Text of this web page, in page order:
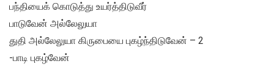
பந்தியைக் கொடுத்து உயர்த்திடுவீர்
பாடுவேன் அல்லேலுயா
துதி அல்லேலுயா கிருபையை புகழ்ந்திடுவேன் – 2
-பாடி புகழ்வேன்